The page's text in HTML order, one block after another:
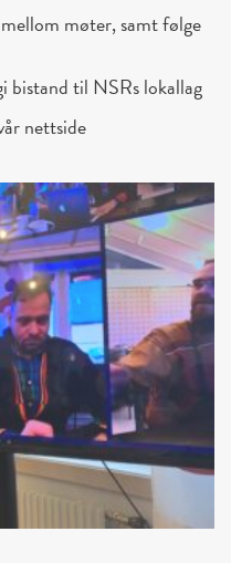
møter, samt følge
bistand til NSRs lokallag
nettside